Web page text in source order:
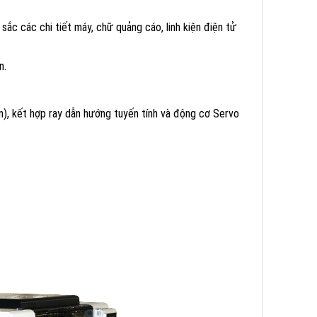
các chi tiết máy, chữ quảng cáo, linh kiện điện tử
kết hợp ray dẫn hướng tuyến tính và động cơ Servo